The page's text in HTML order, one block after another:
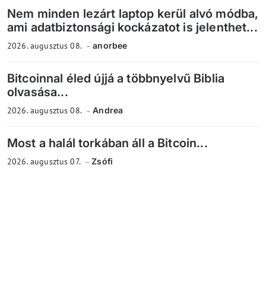
Nem minden lezárt laptop kerül alvó módba,
ami adatbiztonsági kockázatot is jelenthet...
2026. augusztus 08. anorbee
Bitcoinnal éled újjá a többnyelvű Biblia
olvasása...
2026. augusztus 08. Andrea
Most a halál torkában áll a Bitcoin...
2026. augusztus 07. Zsófi